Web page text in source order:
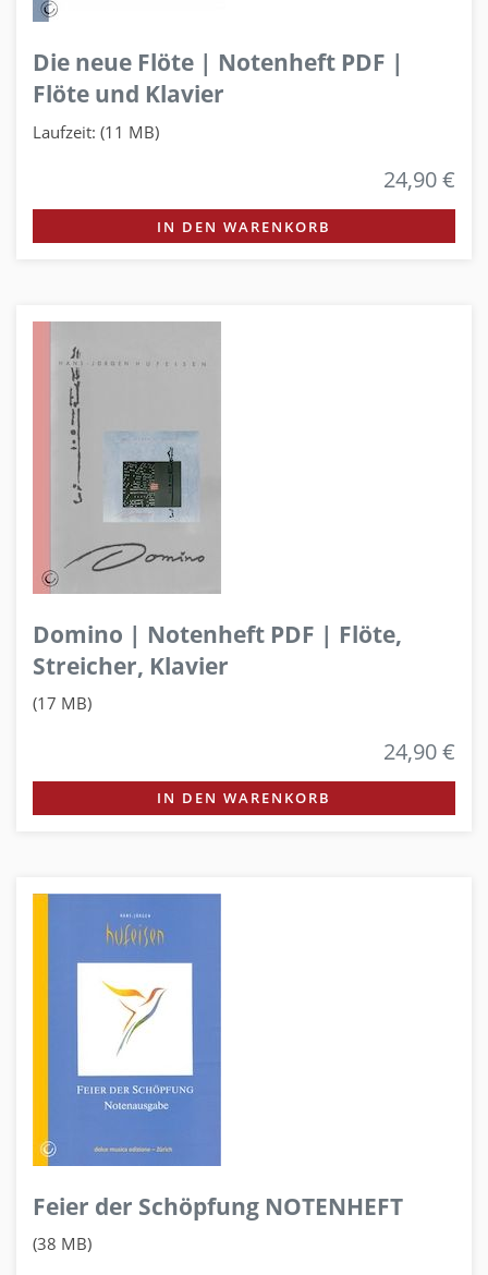
Die neue Flöte | Notenheft PDF |
Flöte und Klavier
Laufzeit: (11 MB)
24,90 €
IN DEN WARENKORB
Domino | Notenheft PDF | Flöte,
Streicher, Klavier
(17 MB)
24,90 €
IN DEN WARENKORB
Feier der Schöpfung NOTENHEFT
(38 MB)